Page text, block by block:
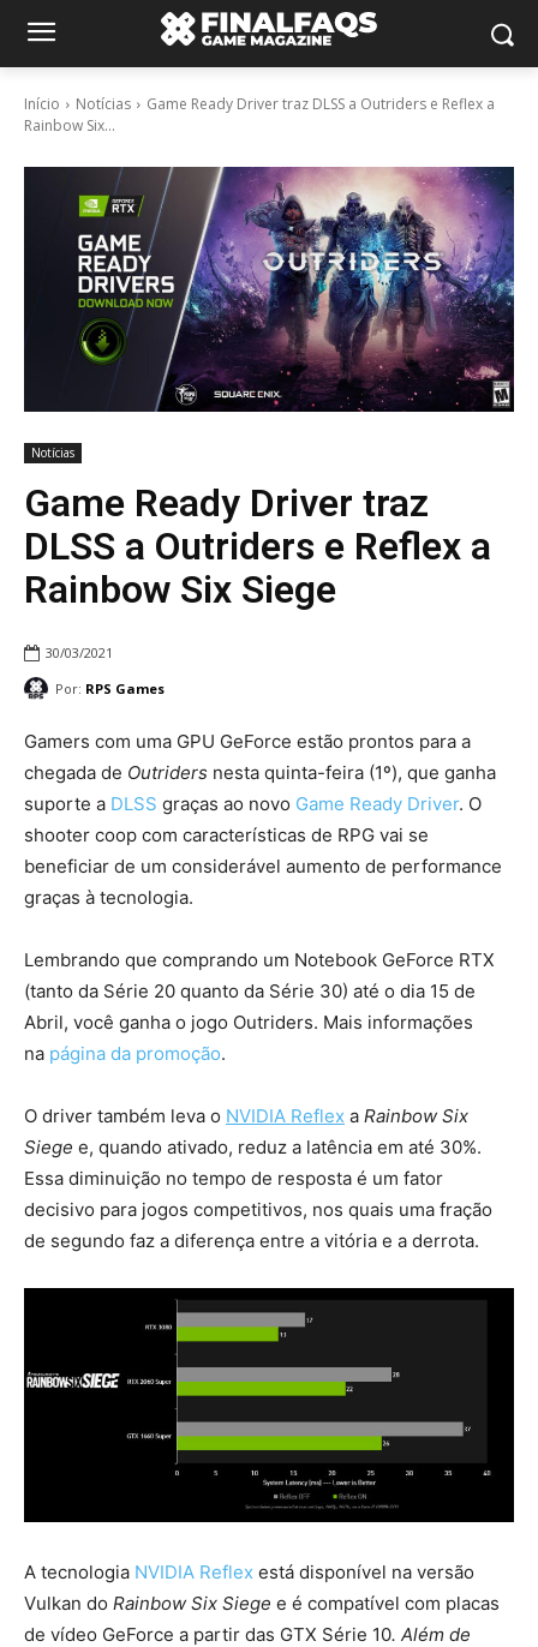
Início Notícias
Game Ready Driver traz DLSS a Outriders e Reflex a
Rainbow Six...
Notícias
Game Ready Driver traz
DLSS a Outriders e Reflex a
Rainbow Six Siege
30/03/2021
Por: RPS Games
Gamers com uma GPU GeForce estão prontos para a
chegada de Outriders nesta quinta-feira (1º), que ganha
suporte a DLSS graças ao novo Game Ready Driver. O
shooter coop com características de RPG vai se
beneficiar de um considerável aumento de performance
graças à tecnologia.
Lembrando que comprando um Notebook GeForce RTX
(tanto da Série 20 quanto da Série 30) até o dia 15 de
Abril, você ganha o jogo Outriders. Mais informações
na página da promoção.
O driver também leva o NVIDIA Reflex a Rainbow Six
Siege e, quando ativado, reduz a latência em até 30%.
Essa diminuição no tempo de resposta é um fator
decisivo para jogos competitivos, nos quais uma fração
de segundo faz a diferença entre a vitória e a derrota.
A tecnologia NVIDIA Reflex está disponível na versão
Vulkan do Rainbow Six Siege e é compatível com placas
de vídeo GeForce a partir das GTX Série 10. Além de